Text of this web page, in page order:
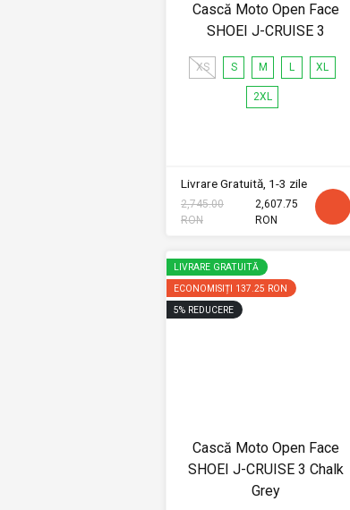
Cască Moto Open Face
SHOEI J-CRUISE 3
XS S M L XL
2XL
Livrare Gratuită, 1-3 zile
2,745.00
RON
2,607.75
RON
LIVRARE GRATUITĂ
ECONOMISIȚI 137.25 RON
5% REDUCERE
Cască Moto Open Face
SHOEI J-CRUISE 3 Chalk
Grey